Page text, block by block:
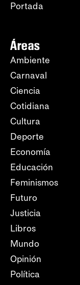
Portada
Áreas
Ambiente
Carnaval
Ciencia
Cotidiana
Cultura
Deporte
Economía
Educación
Feminismos
Futuro
Justicia
Libros
Mundo
Opinión
Política